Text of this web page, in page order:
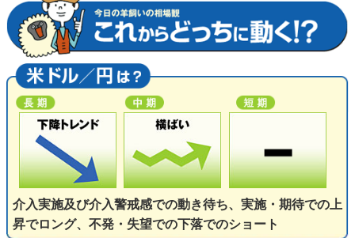
介入実施及び介入警戒感での動き待ち、実施・期待での上
昇でロング、不発・失望での下落でのショート